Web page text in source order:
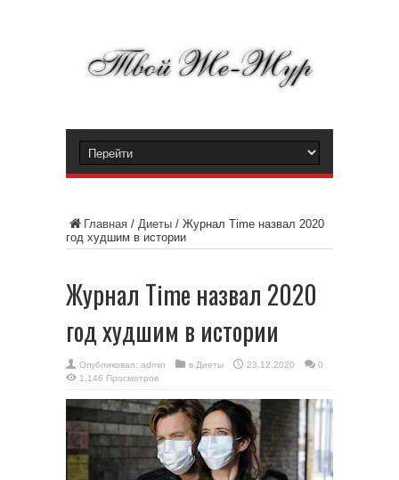
Главная / Диеты / Журнал Time назвал 2020
год худшим в истории
Журнал Time назвал 2020
год худшим в истории
Опубликовал: admin в Диеты 23.12.2020
0
1,146 Просмотров